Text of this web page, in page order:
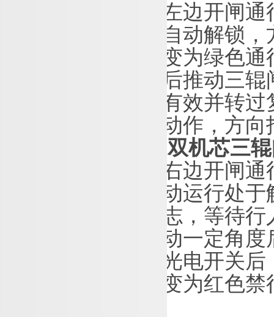
左边开闸
自动解锁
变为绿色
后推动三
有效并转
动作，方
双机芯三
右边开闸
动运行处
志，等待
动一定角
光电开关
变为红色